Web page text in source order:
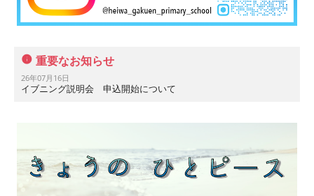
重要なお知らせ
26年07月16日
イブニング説明会 申込開始について